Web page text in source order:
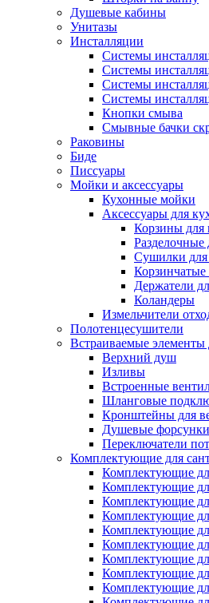
Душевые кабины
Унитазы
Инсталляции
Системы
Системы
Системы
Системы
Кнопки смыва
Смывные бачки
Раковины
Биде
Писсуары
Мойки и аксессуары
Кухонные мойки
Аксессуары для
Корзины для
Разделочные
Сушилки
Корзинчатые
Держатели
Коландеры
Измельчители
Полотенцесушители
Встраиваемые
Верхний душ
Изливы
Встроенные
Шланговые
Кронштейны для
Душевые форсунки
Переключатели
Комплектующие для
Комплектующие
Комплектующие
Комплектующие
Комплектующие
Комплектующие
Комплектующие
Комплектующие
Комплектующие
Комплектующие